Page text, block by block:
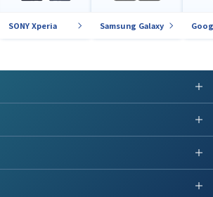
SONY Xperia Samsung Galaxy